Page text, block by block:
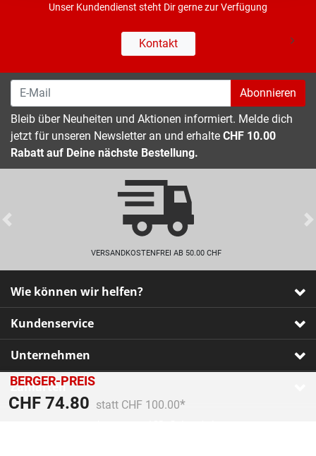
BERGER-PREIS
CHF 74.80 Preis reduziert von
statt CHF 100.00
An
Unser Kundendienst steht Dir gerne zur Verfügung
Kontakt
Abonnieren
Bleib über Neuheiten und Aktionen informiert. Melde dich
jetzt für unseren Newsletter an und erhalte CHF 10.00
Rabatt auf Deine nächste Bestellung.
VERSANDKOSTENFREI AB 50.00 CHF
Previous
Wie können wir helfen?
Kundenservice
Unternehmen
Zahlarten